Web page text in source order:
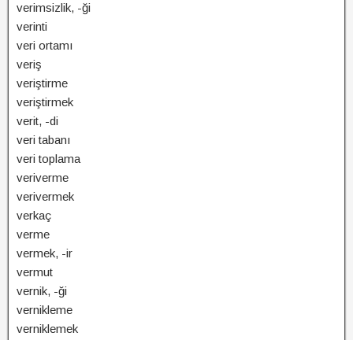
verimsizlik, -ği
verinti
veri ortamı
veriş
veriştirme
veriştirmek
verit, -di
veri tabanı
veri toplama
veriverme
verivermek
verkaç
verme
vermek, -ir
vermut
vernik, -ği
vernikleme
verniklemek